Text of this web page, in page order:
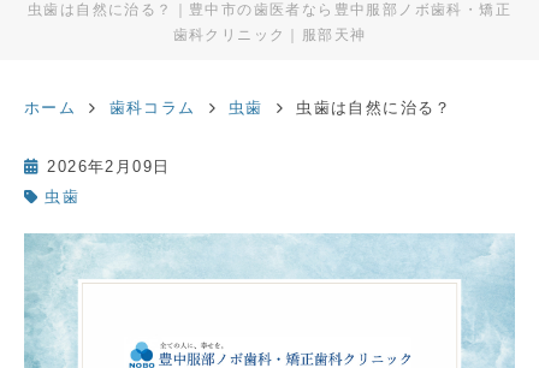
虫歯は自然に治る？｜豊中市の歯医者なら豊中服部ノボ歯科・矯正
歯科クリニック｜服部天神
ホーム 歯科コラム 虫歯 虫歯は自然に治る？
2026年2月09日
虫歯